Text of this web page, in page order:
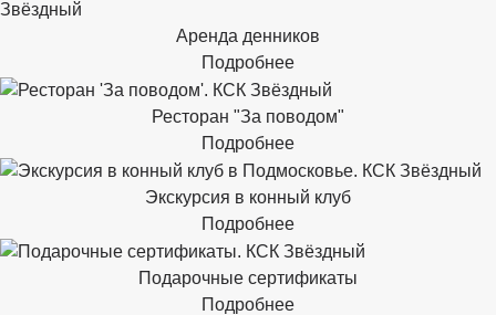
Аренда денников
Подробнее
Ресторан "За поводом"
Подробнее
Экскурсия в конный клуб
Подробнее
Подарочные сертификаты
Подробнее